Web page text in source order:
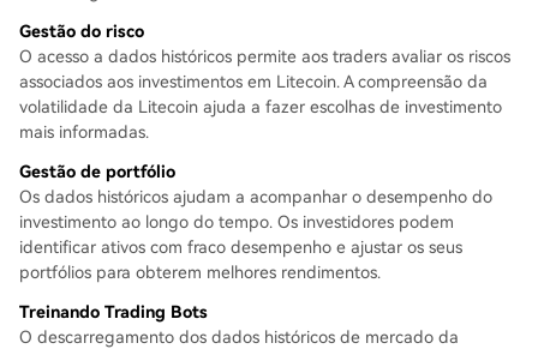
Gestão do risco
O acesso a dados históricos permite aos traders avaliar os riscos
associados aos investimentos em Litecoin. A compreensão da
volatilidade da Litecoin ajuda a fazer escolhas de investimento
mais informadas.
Gestão de portfólio
Os dados históricos ajudam a acompanhar o desempenho do
investimento ao longo do tempo. Os investidores podem
identificar ativos com fraco desempenho e ajustar os seus
portfólios para obterem melhores rendimentos.
Treinando Trading Bots
O descarregamento dos dados históricos de mercado da